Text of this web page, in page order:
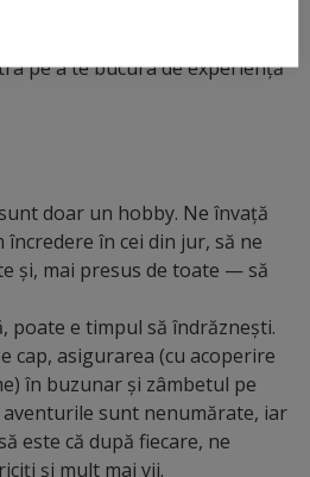
siguranță financiară, ci și
te gândești „Ce fac dacă voi
pe a te bucura de experiență
doar un hobby. Ne învață
încredere în cei din jur, să ne
și, mai presus de toate — să
poate e timpul să îndrăznești.
cap, asigurarea (cu acoperire
în buzunar și zâmbetul pe
sunt nenumărate, iar
este că după fiecare, ne
și mult mai vii.